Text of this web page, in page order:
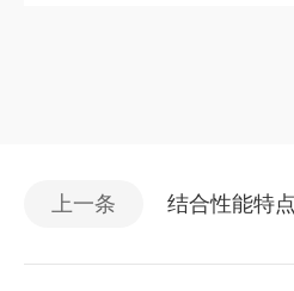
上一条 结合性能特